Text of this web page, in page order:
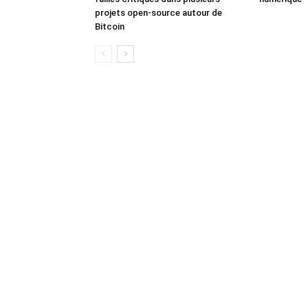
projets open-source autour de
Bitcoin